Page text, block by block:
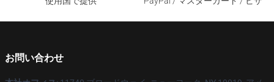
お問い合わせ